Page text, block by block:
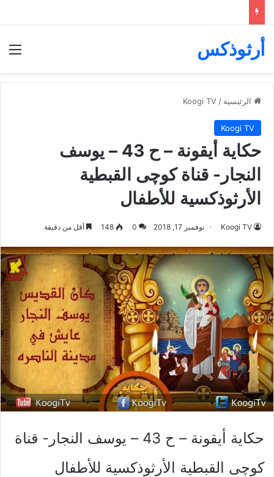
أرثوذكس
الرئيسية /
Koogi TV
Koogi TV
حكاية أيقونة – ح 43 – يوسف
النجار- قناة كوچى القبطية
الأرثوذكسية للأطفال
Koogi TV نوفمبر 17, 2018 0
148 أقل من دقيقة
حكاية أيقونة – ح 43 – يوسف النجار- قناة
كوچى القبطية الأرثوذكسية للأطفال